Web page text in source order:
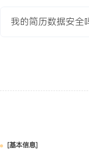
GPA X.XX/X.X（专业
准源、LDO等关键模块
我的简历数据安全
[基本信息]